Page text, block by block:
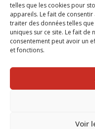
telles que les cookies pour
appareils. Le fait de
traiter des données telles
uniques sur ce site. Le fait
consentement peut avoir un
et fonctions.
Voir
Dimanche : Fermé
© 2025 Nouvel R
SITE